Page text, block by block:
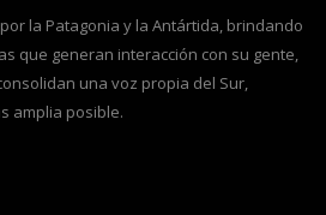
la Patagonia y la Antártida, brindando
que generan interacción con su gente,
una voz propia del Sur,
amplia posible.